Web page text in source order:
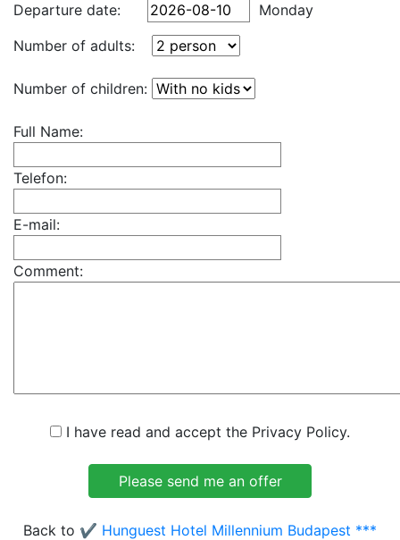
Departure date:
Monday
Number of adults:
Number of children:
Full Name:
Telefon:
E-mail:
Comment:
I have read and accept the Privacy Policy.
Back to ✔️ Hunguest Hotel Millennium Budapest ***